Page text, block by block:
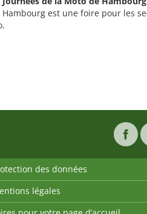
Hambourg est une foire pour les
des données
légales